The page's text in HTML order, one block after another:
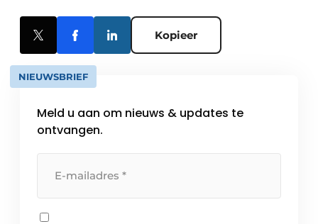
Kopieer
NIEUWSBRIEF
Meld u aan om nieuws & updates te
ontvangen.